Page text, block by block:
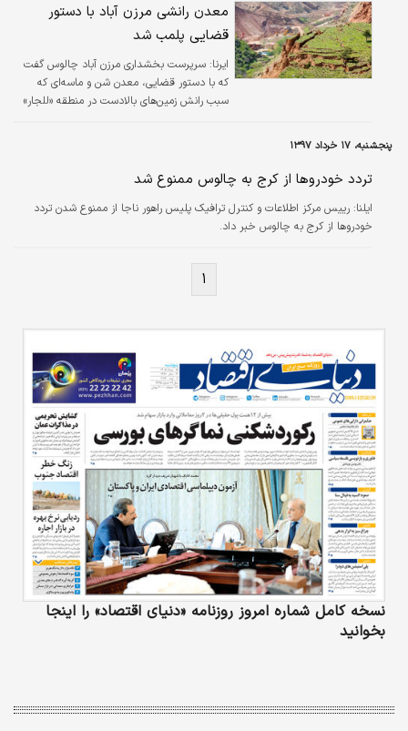
معدن رانشی مرزن آباد با دستور
قضایی پلمب شد
ایرنا: سرپرست بخشداری مرزن آباد چالوس گفت
که با دستور قضایی، معدن شن و ماسه‌ای که
سبب رانش زمین‌های بالادست در منطقه «للجار»
پنجشنبه، ۱۷ خرداد ۱۳۹۷
تردد خودروها از کرج به چالوس ممنوع شد
ایلنا: رییس مرکز اطلاعات و کنترل ترافیک پلیس راهور ناجا از ممنوع شدن تردد
خودروها از کرج به چالوس خبر داد.
۱
نسخه کامل شماره امروز روزنامه «دنیای‌ اقتصاد» را اینجا
بخوانید